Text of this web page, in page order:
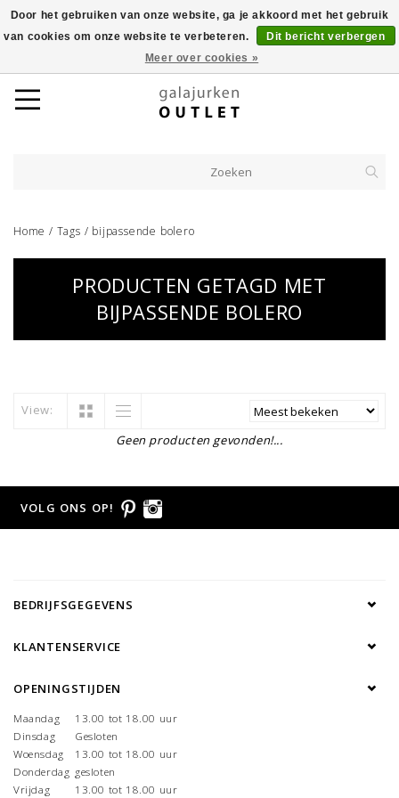
Home / Tags / bijpassende bolero
PRODUCTEN GETAGD MET
BIJPASSENDE BOLERO
View:
Geen producten gevonden!...
VOLG ONS OP!
BEDRIJFSGEGEVENS
KLANTENSERVICE
OPENINGSTIJDEN
Maandag
13.00 tot 18.00 uur
Dinsdag
Gesloten
Woensdag
13.00 tot 18.00 uur
Donderdag gesloten
Vrijdag
13.00 tot 18.00 uur
Door het gebruiken van onze website, ga je akkoord met het gebruik
van cookies om onze website te verbeteren.
Dit bericht verbergen
Meer over cookies »